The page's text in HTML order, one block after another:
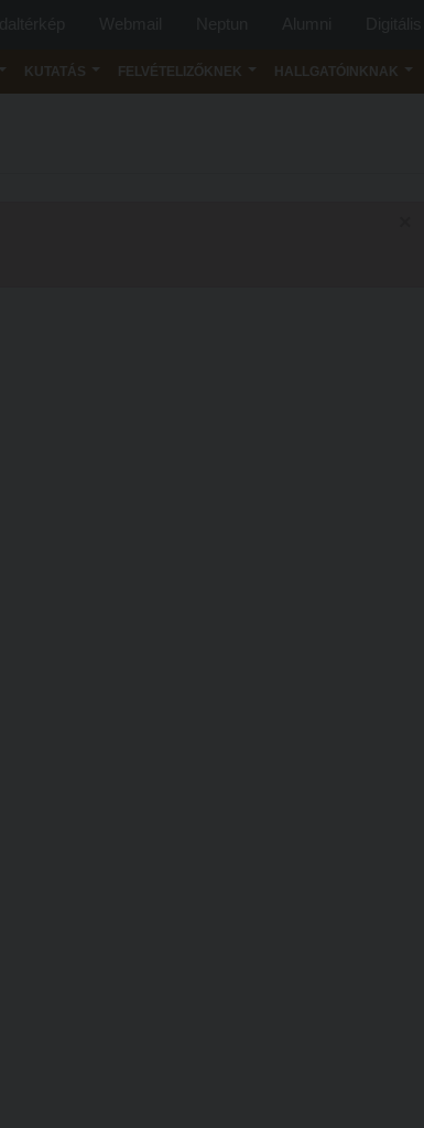
KUTATÁS FELVÉTELIZŐKNEK HALLGATÓINKNAK